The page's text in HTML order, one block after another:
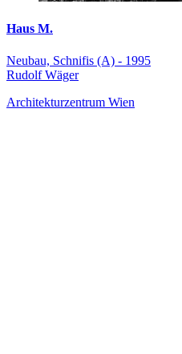
Haus M.
Neubau, Schnifis (A) - 1995
Rudolf Wäger
Architekturzentrum Wien